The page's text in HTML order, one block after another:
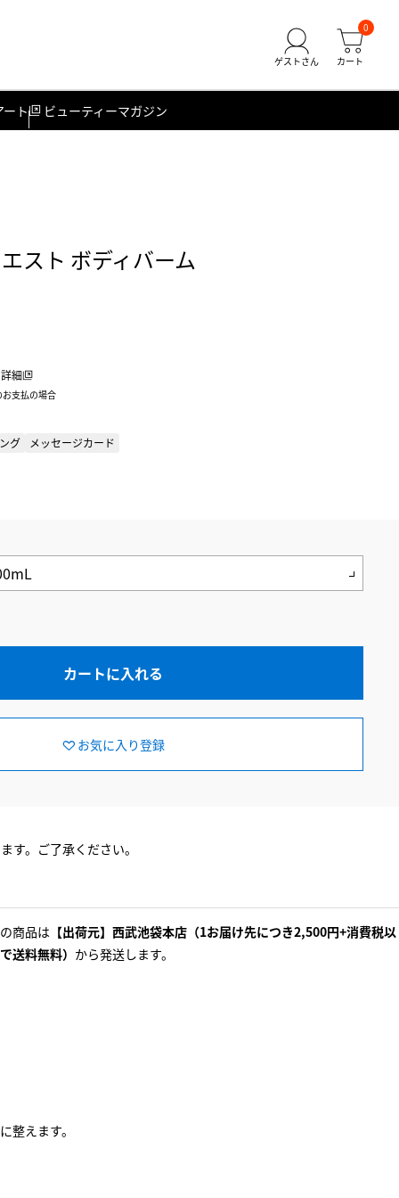
0
ート ビューティーマガジン
スト ボディバーム
詳細
支払の場合
グ メッセージカード
カートに入れる
お気に入り登録
す。ご了承ください。
商品は 【出荷元】西武池袋本店（1お届け先につき2,500円+消費税以
送料無料） から発送します。
整えます。